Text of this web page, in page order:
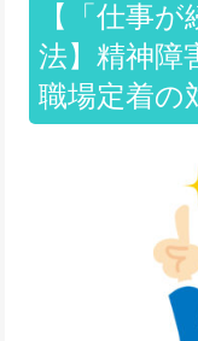
【「仕事
法】精神障
職場定着の